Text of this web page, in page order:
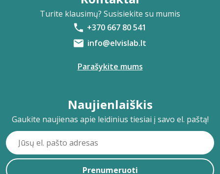
Turite klausimų? Susisiekite su mumis
+370 667 80 541
info@elvislab.lt
Parašykite mums
Naujienlaiškis
Gaukite naujienas apie leidinius tiesiai į savo el. paštą!
Prenumeruoti